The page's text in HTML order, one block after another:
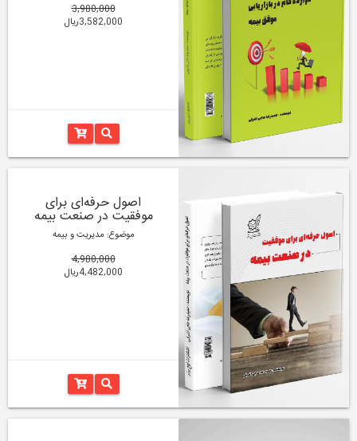
3,980,000
3,582,000ریال
اصول حرفه‌ای برای
موفقیت در صنعت بیمه
موضوع: مدیریت و بیمه
4,980,000
4,482,000ریال